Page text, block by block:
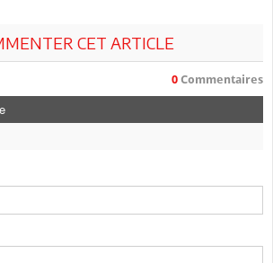
CET ARTICLE
0 Commentaires